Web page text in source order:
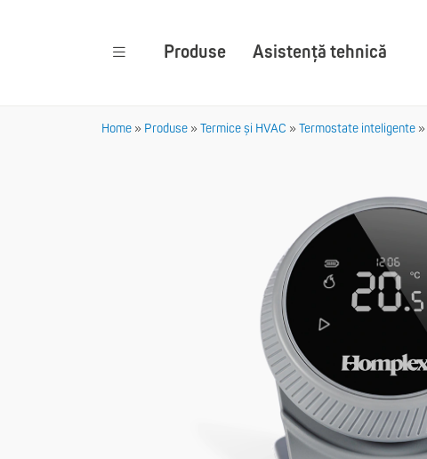
Produse Asistență tehnică
Home » Produse » Termice și HVAC » Termostate inteligente »